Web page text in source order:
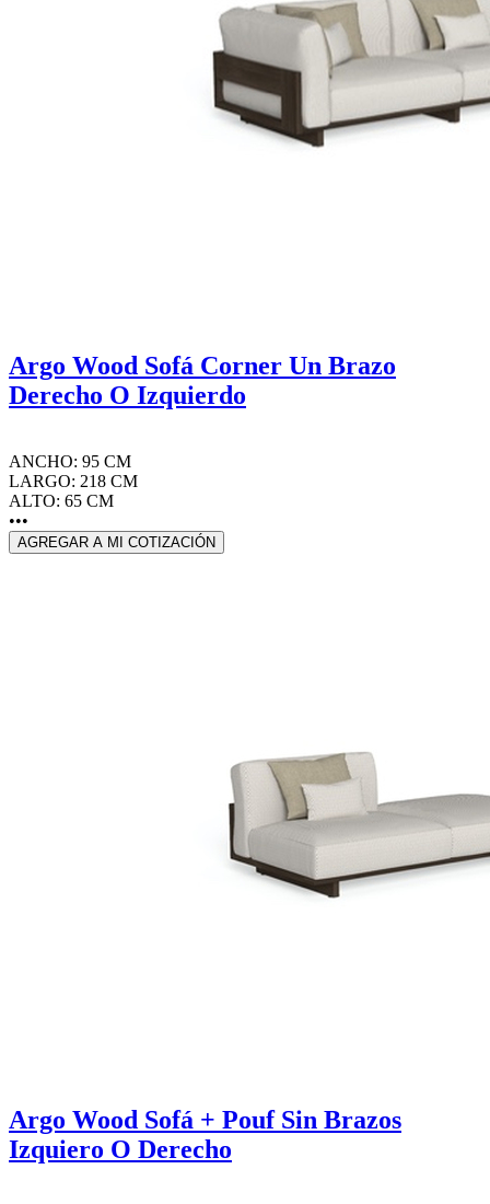
Argo Wood Sofá Corner Un Brazo
Derecho O Izquierdo
ANCHO: 95 CM
LARGO: 218 CM
ALTO: 65 CM
•••
AGREGAR A MI COTIZACIÓN
Argo Wood Sofá + Pouf Sin Brazos
Izquiero O Derecho